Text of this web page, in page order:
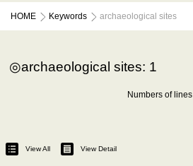
HOME Keywords archaeological sites
archaeological sites: 1
Numbers of lines
View All View Detail